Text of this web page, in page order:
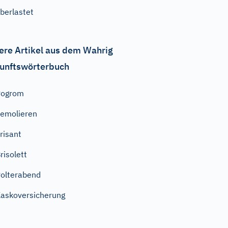
Artikel aus dem Wahrig